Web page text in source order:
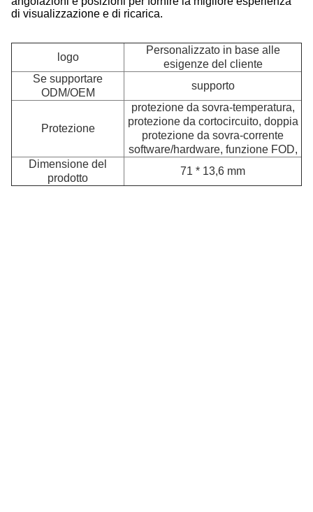
di visualizzazione e di ricarica.
logo
Personalizzato in base alle
esigenze del cliente
Se supportare
ODM/OEM
supporto
Protezione
protezione da sovra-temperatura,
protezione da cortocircuito, doppia
protezione da sovra-corrente
software/hardware, funzione FOD,
Dimensione del
prodotto
71 * 13,6 mm